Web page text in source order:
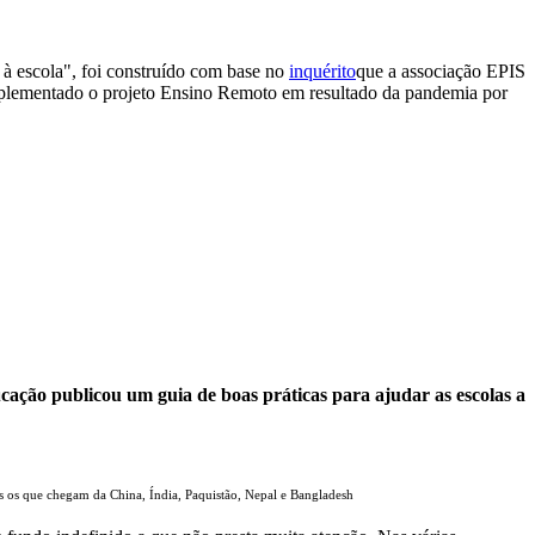
escola", foi construído com base no inquéritoque a associação EPIS
o projeto Ensino Remoto em resultado da pandemia por
publicou um guia de boas práticas para ajudar as escolas a
que chegam da China, Índia, Paquistão, Nepal e Bangladesh